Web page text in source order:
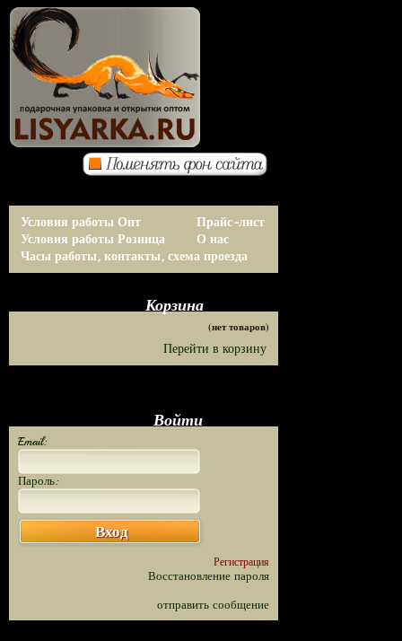
Условия работы Опт
Условия работы Розница
Прайс-лист
О нас
Часы работы, контакты, схема проезда
Корзина
(нет товаров)
Перейти в корзину
Войти
Email:
Пароль:
Вход
Регистрация
Восстановление пароля
отправить сообщение